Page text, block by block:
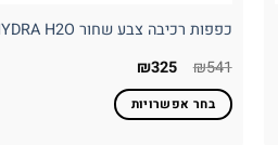
כפפות רכיבה צבע שחור REV'IT! HYDRA H2O
₪541 המחיר
היה:
₪541.
₪325 המחיר
הוא:
₪325.בחר אפשרויות